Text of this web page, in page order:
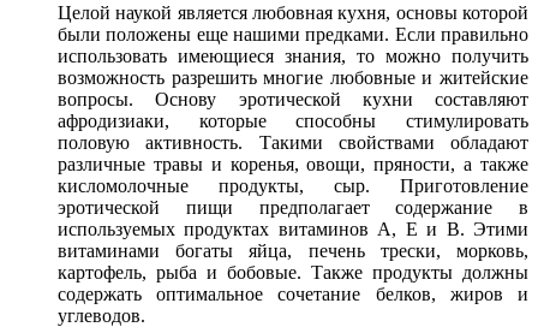
Целой наукой является любовная кухня, основы которой
были положены еще нашими предками. Если правильно
использовать имеющиеся знания, то можно получить
возможность разрешить многие любовные и житейские
вопросы. Основу эротической кухни составляют
афродизиаки, которые способны стимулировать
половую активность. Такими свойствами обладают
различные травы и коренья, овощи, пряности, а также
кисломолочные продукты, сыр. Приготовление
эротической пищи предполагает содержание в
используемых продуктах витаминов A, E и B. Этими
витаминами богаты яйца, печень трески, морковь,
картофель, рыба и бобовые. Также продукты должны
содержать оптимальное сочетание белков, жиров и
углеводов.